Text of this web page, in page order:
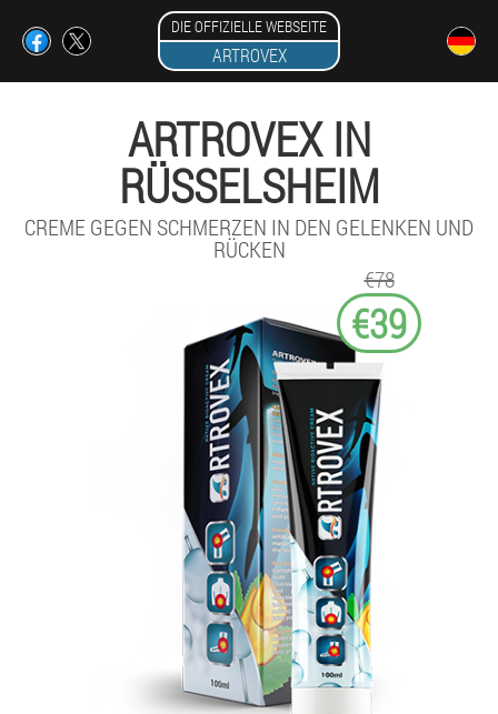
DIE OFFIZIELLE WEBSEITE
ARTROVEX
ARTROVEX IN
RÜSSELSHEIM
CREME GEGEN SCHMERZEN IN DEN GELENKEN UND
RÜCKEN
€78
€39